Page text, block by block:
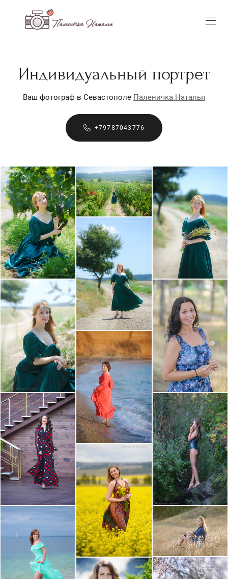
Индивидуальный портрет
Ваш фотограф в Севастополе Паленичка Наталья
+79787043776